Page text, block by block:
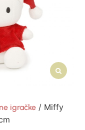
igračke / Miffy